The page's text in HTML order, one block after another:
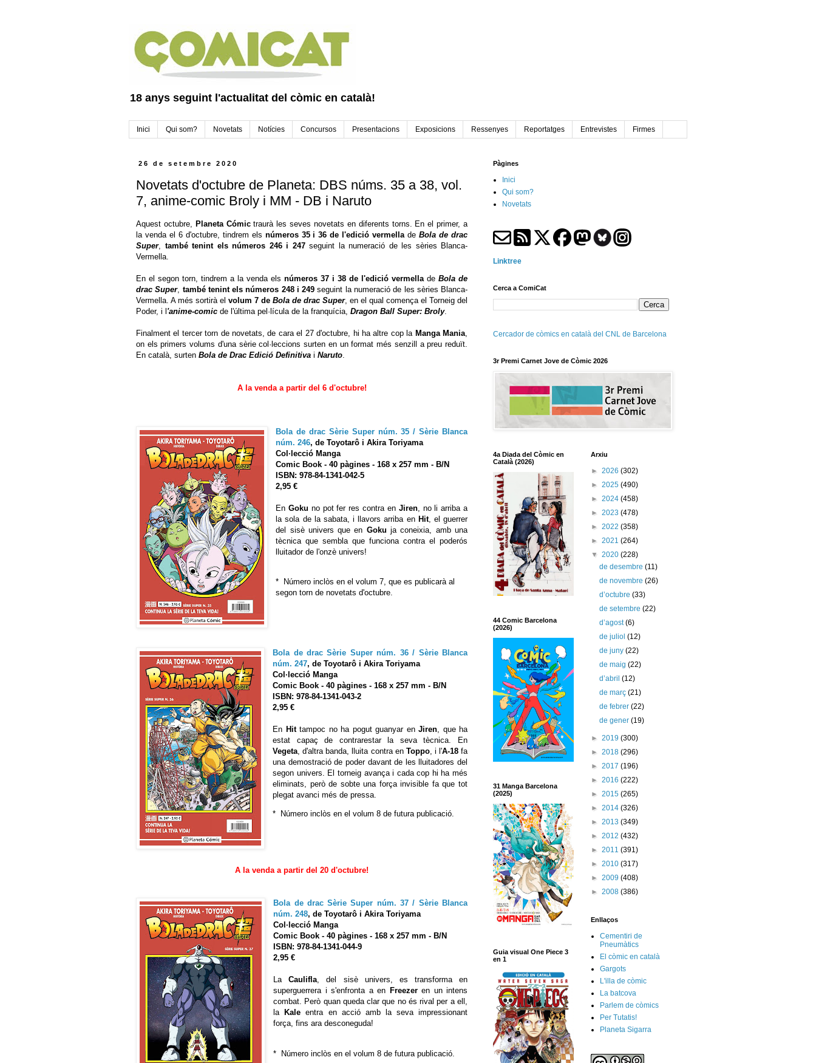
18 anys seguint l'actualitat del còmic en català!
Inici Qui som? Novetats Notícies Concursos Presentacions Exposicions Ressenyes Reportatges Entrevistes Firmes
26 de setembre 2020
Novetats d'octubre de Planeta: DBS núms. 35 a 38, vol.
7, anime-comic Broly i MM - DB i Naruto
Aquest octubre, Planeta Cómictraurà les seves novetats en diferents torns. En el primer, a
la venda el 6 d'octubre, tindrem els números 35 i 36 de l'edició vermelladeBola de drac
Super, també tenint els números 246 i 247 seguint la numeració de les sèries Blanca-
Vermella.
En el segon torn, tindrem a la venda els números 37 i 38 de l'edició vermellade Bola de
drac Super, també tenint els números 248 i 249seguint la numeració de les sèries Blanca-
Vermella. A més sortirà el volum 7 de Bola de drac Super, en el qual comença el Torneig del
Poder, i l 'anime-comic de l'última pel·lícula de la franquícia, Dragon Ball Super: Broly.
Finalment el tercer torn de novetats, de cara el 27 d'octubre, hi ha altre cop la Manga Mania,
on els primers volums d'una sèrie col·leccions surten en un format més senzill a preu reduït.
En català, surten Bola de Drac Edició Definitiva i Naruto.
A la venda a partir del 6 d'octubre!
Bola de drac Sèrie Super núm. 35 / Sèrie Blanca
núm. 246, de Toyotarô i Akira Toriyama
Col·lecció Manga
Comic Book - 40 pàgines - 168 x 257 mm - B/N
ISBN:978-84-1341-042-5
2,95 €
EnGoku no pot fer res contra en Jiren, no li arriba a
la sola de la sabata, i llavors arriba en Hit, el guerrer
del sisè univers que en Goku ja coneixia, amb una
tècnica que sembla que funciona contra el poderós
lluitador de l'onzè univers!
* Número inclòs en el volum 7, que es publicarà al
segon torn de novetats d'octubre.
Bola de drac Sèrie Super núm. 36 / Sèrie Blanca
núm. 247, de Toyotarô i Akira Toriyama
Col·lecció Manga
Comic Book - 40 pàgines - 168 x 257 mm - B/N
ISBN:978-84-1341-043-2
2,95 €
En Hittampoc no ha pogut guanyar enJiren , que ha
estat capaç de contrarestar la seva tècnica. En
Vegeta , d'altra banda, lluita contra en Toppo, i l'A-18fa
una demostració de poder davant de les lluitadores del
segon univers. El torneig avança i cada cop hi ha més
eliminats, però de sobte una força invisible fa que tot
plegat avanci més de pressa.
* Número inclòs en el volum 8 de futura publicació.
A la venda a partir del 20 d'octubre!
Bola de drac Sèrie Super núm. 37 / Sèrie Blanca
núm. 248, de Toyotarô i Akira Toriyama
Col·lecció Manga
Comic Book - 40 pàgines - 168 x 257 mm - B/N
ISBN:978-84-1341-044-9
2,95 €
LaCaulifla, del sisè univers, es transforma en
superguerrera i s'enfronta a en Freezeren un intens
combat. Però quan queda clar que no és rival per a ell,
la Kale entra en acció amb la seva impressionant
força, fins ara desconeguda!
* Número inclòs en el volum 8 de futura publicació.
Pàgines
Inici
Qui som?
Novetats
Linktree
Cerca a ComiCat
Cercador de còmics en català del CNL de Barcelona
3r Premi Carnet Jove de Còmic 2026
4a Diada del Còmic en
Català (2026)
44 Comic Barcelona
(2026)
31 Manga Barcelona
(2025)
Guia visual One Piece 3
en 1
Arxiu
► 2026 (302)
► 2025 (490)
► 2024 (458)
► 2023 (478)
► 2022 (358)
► 2021 (264)
▼ 2020 (228)
de desembre(11)
de novembre(26)
d’octubre(33)
de setembre(22)
d’agost(6)
de juliol(12)
de juny(22)
de maig(22)
d’abril(12)
de març(21)
de febrer(22)
de gener(19)
► 2019 (300)
► 2018 (296)
► 2017 (196)
► 2016 (222)
► 2015 (265)
► 2014 (326)
► 2013 (349)
► 2012 (432)
► 2011 (391)
► 2010 (317)
► 2009 (408)
► 2008 (386)
Enllaços
Cementiri de
Pneumàtics
El còmic en català
Gargots
L'illa de còmic
La batcova
Parlem de còmics
Per Tutatis!
Planeta Sigarra